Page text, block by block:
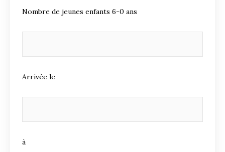
Nombre de jeunes enfants 6-0 ans
Arrivée le
à